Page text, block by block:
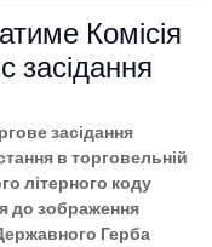
Комісія
засідання
засідання
в торговельній
літерного коду
до зображення
Герба